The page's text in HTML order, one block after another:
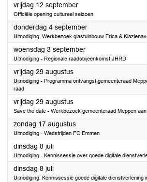
vrijdag 12 september2025
Officiële opening cultureel seizoen
donderdag 4 september2025
Uitnodiging: Werkbezoek glastuinbouw Erica &
woensdag 3 september2025
Uitnodiging - Regionale raadsbijeenkomst JHRD
vrijdag 29 augustus2025
Uitnodiging - Programma ontvangst gemeenteraad
raad
vrijdag 29 augustus2025
Save the date - Werkbezoek gemeenteraad Meppen
zondag 17 augustus2025
Uitnodiging - Wedstrijden FC Emmen
dinsdag 8 juli2025
Uitnodiging - Kennissessie over goede digitale
dinsdag 8 juli2025
Uitnodiging: Kennissessie goede digitale dienstverlening